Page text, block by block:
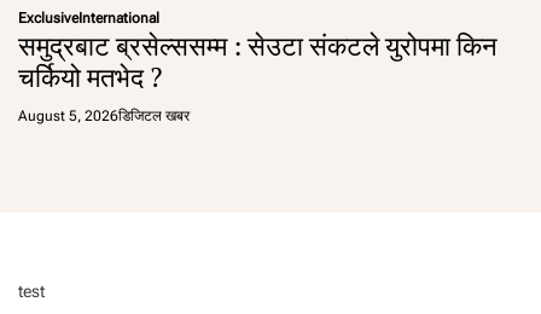
ExclusiveInternational
समुद्रबाट ब्रसेल्ससम्म : सेउटा संकटले युरोपमा किन
चर्कियो मतभेद ?
August 5, 2026डिजिटल खबर
test